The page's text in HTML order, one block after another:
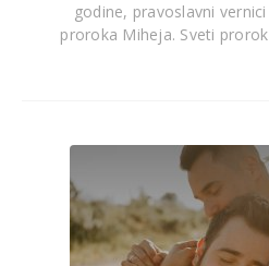
godine, pravoslavni
proroka Miheja. Sveti